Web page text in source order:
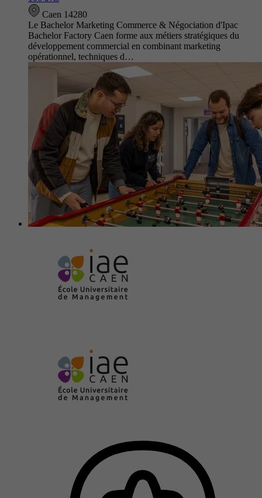
Caen 14280
Le Bachelor Marketing Commerce & Négociation d'Ipac
Bachelor Factory Caen forme aux métiers stratégiques du
développement commercial en combinant marketing
opérationnel, techniques d…